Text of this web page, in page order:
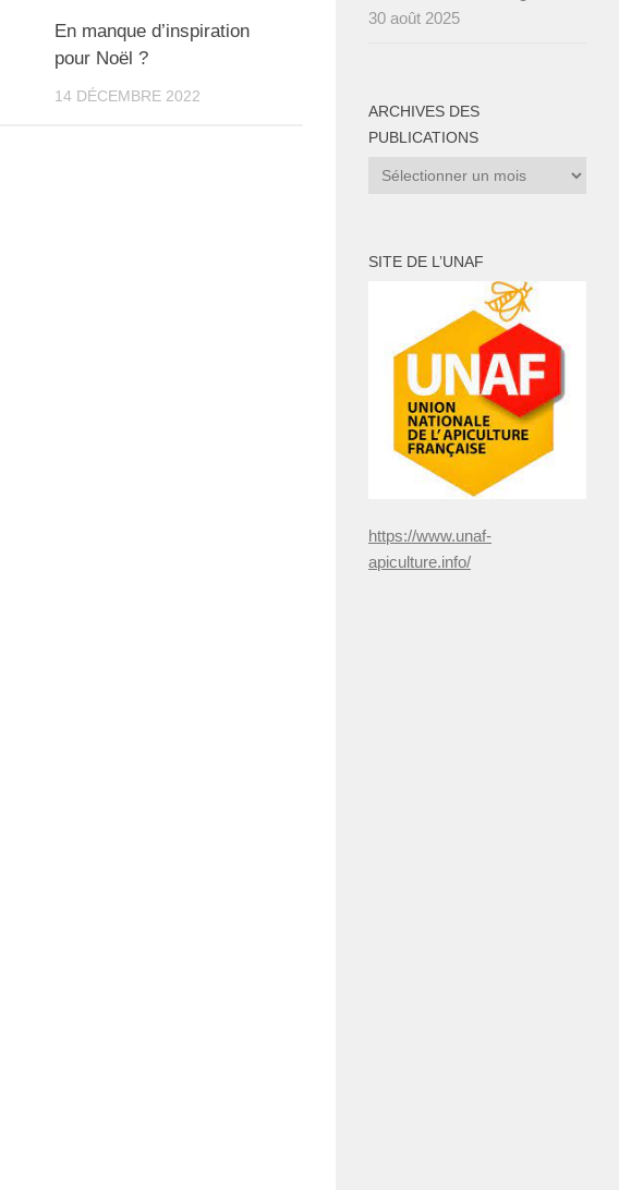
En manque d’inspiration
pour Noël ?
14 DÉCEMBRE 2022
30 août 2025
ARCHIVES DES
PUBLICATIONS
Archives
SITE DE L’UNAF
https://www.unaf-
apiculture.info/